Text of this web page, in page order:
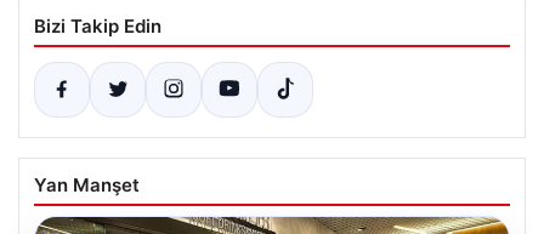
Bizi Takip Edin
Yan Manşet